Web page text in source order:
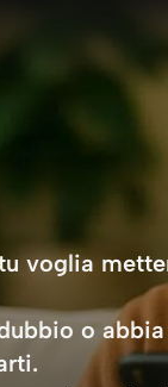
voglia
o
.